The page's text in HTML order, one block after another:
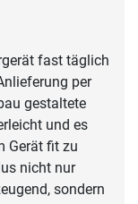
fast täglich
per
gestaltete
und es
Gerät fit zu
nicht nur
sondern